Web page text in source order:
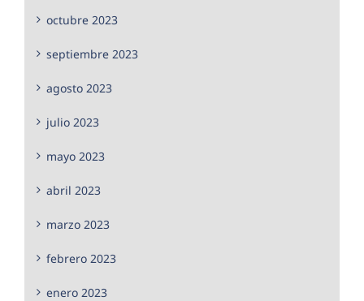
octubre 2023
septiembre 2023
agosto 2023
julio 2023
mayo 2023
abril 2023
marzo 2023
febrero 2023
enero 2023